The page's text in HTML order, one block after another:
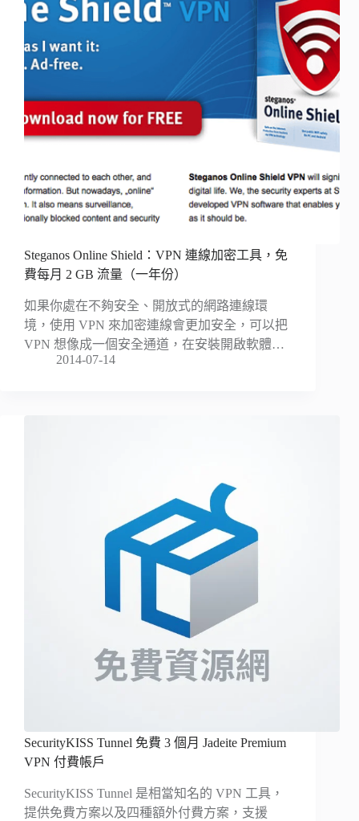
Steganos Online Shield：VPN 連線加密工具，免
費每月 2 GB 流量（一年份）
如果你處在不夠安全、開放式的網路連線環
境，使用 VPN 來加密連線會更加安全，可以把
VPN 想像成一個安全通道，在安裝開啟軟體…
2014-07-14
SecurityKISS Tunnel 免費 3 個月 Jadeite Premium
VPN 付費帳戶
SecurityKISS Tunnel 是相當知名的 VPN 工具，
提供免費方案以及四種額外付費方案，支援